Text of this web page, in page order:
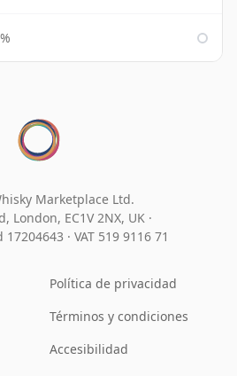
Marketplace Ltd.
London, EC1V 2NX, UK ·
17204643 · VAT 519 9116 71
Política de privacidad
Términos y condiciones
Accesibilidad